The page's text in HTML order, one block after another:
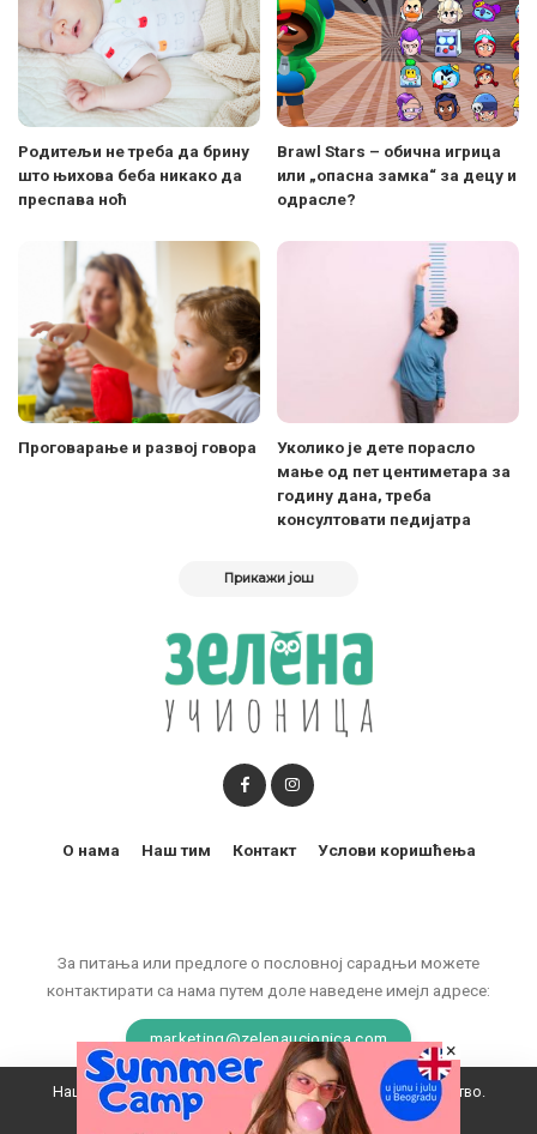
Родитељи не треба да брину
што њихова беба никако да
преспава ноћ
Brawl Stars – обична игрица
или „опасна замка“ за децу и
одрасле?
Проговарање и развој говора
Уколико је дете порасло
мање од пет центиметара за
годину дана, треба
консултовати педијатра
Прикажи још
За питања или предлоге о пословној сарадњи можете
контактирати са нама путем доле наведене имејл адресе:
marketing@zelenaucionica.com
О нама Наш тим Контакт Услови коришћења
Наш вебсајт користи колачиће да побољша ваше искуство.
×